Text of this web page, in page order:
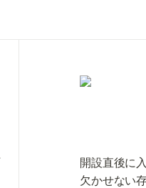
開設直後に
欠かせない